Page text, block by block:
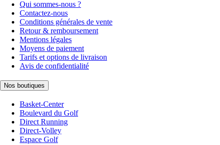
Qui sommes-nous ?
Contactez-nous
Conditions générales de vente
Retour & remboursement
Mentions légales
Moyens de paiement
Tarifs et options de livraison
Avis de confidentialité
Nos boutiques
Basket-Center
Boulevard du Golf
Direct Running
Direct-Volley
Espace Golf